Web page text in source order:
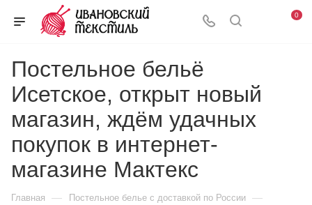
0
Постельное бельё
Исетское, открыт новый
магазин, ждём удачных
покупок в интернет-
магазине Мактекс
Главная — Постельное белье с доставкой по России —